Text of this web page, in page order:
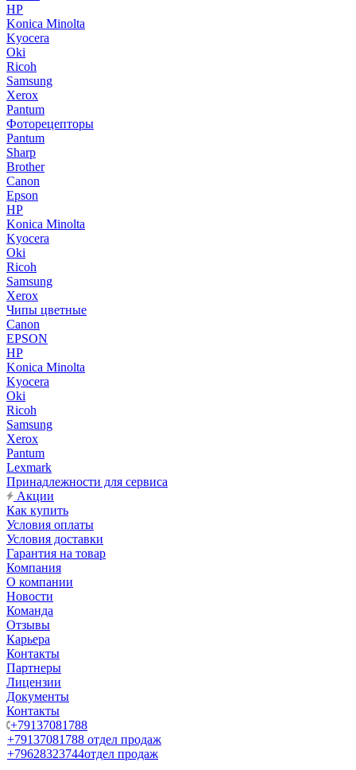
HP
Konica Minolta
Kyocera
Oki
Ricoh
Samsung
Xerox
Pantum
Фоторецепторы
Pantum
Sharp
Brother
Canon
Epson
HP
Konica Minolta
Kyocera
Oki
Ricoh
Samsung
Xerox
Чипы цветные
Canon
EPSON
HP
Konica Minolta
Kyocera
Oki
Ricoh
Samsung
Xerox
Pantum
Lexmark
Принадлежности для сервиса
Акции
Как купить
Условия оплаты
Условия доставки
Гарантия на товар
Компания
О компании
Новости
Команда
Отзывы
Карьера
Контакты
Партнеры
Лицензии
Документы
Контакты
+79137081788
+79137081788 отдел продаж
+79628323744отдел продаж